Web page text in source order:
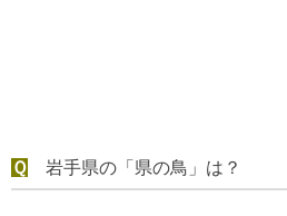
Ｑ 岩手県の「県の鳥」は？